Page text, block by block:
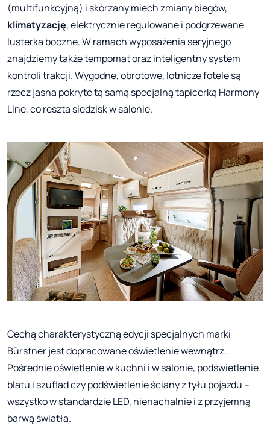
(multifunkcyjną) i skórzany miech zmiany biegów,
klimatyzację, elektrycznie regulowane i podgrzewane
lusterka boczne. W ramach wyposażenia seryjnego
znajdziemy także tempomat oraz inteligentny system
kontroli trakcji. Wygodne, obrotowe, lotnicze fotele są
rzecz jasna pokryte tą samą specjalną tapicerką Harmony
Line, co reszta siedzisk w salonie.
Cechą charakterystyczną edycji specjalnych marki
Bürstner jest dopracowane oświetlenie wewnątrz.
Pośrednie oświetlenie w kuchni i w salonie, podświetlenie
blatu i szuflad czy podświetlenie ściany z tyłu pojazdu –
wszystko w standardzie LED, nienachalnie i z przyjemną
barwą światła.